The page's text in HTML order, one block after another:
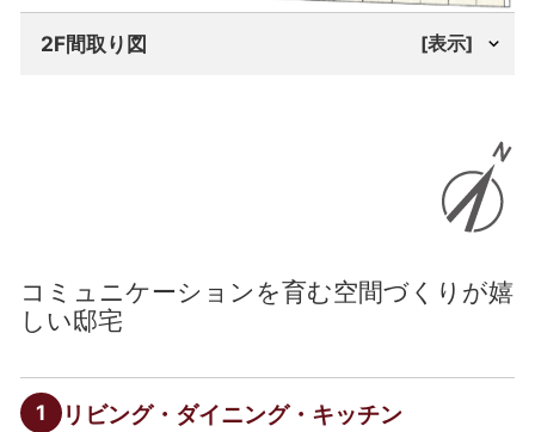
2F間取り図 [表示]
コミュニケーションを育む空間づくりが嬉
しい邸宅
1 リビング・ダイニング・キッチン